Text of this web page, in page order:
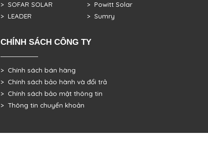
> SOFAR SOLAR
> LEADER
> Powitt Solar
> Sumry
CHÍNH SÁCH CÔNG TY
> Chính sách bán hàng
> Chính sách bảo hành và đổi trả
> Chính sách bảo mật thông tin
> Thông tin chuyển khoản